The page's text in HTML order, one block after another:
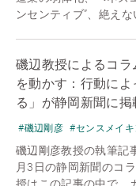
ンセンティブ”、絶えな
磯辺教授によるコ
を動かす：行動に
る」が静岡新聞に掲
#磯辺剛彦 #センスメイキ
磯辺剛彦教授の執筆記
月3日の静岡新聞のコ
授はこの記事の中で、